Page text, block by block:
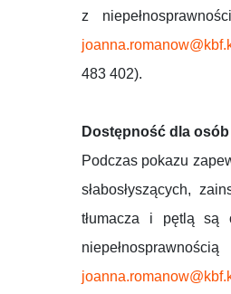
z
483 402).
Dostępność dla osób
Podczas pokazu
słabosłyszących,
tłumacza i pętlą są